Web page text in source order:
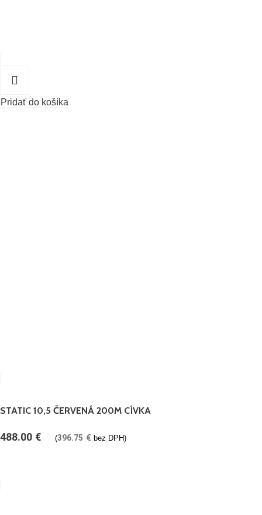
Pridať do košíka
STATIC 10,5 ČERVENÁ 200M CÍVKA
488.00 € (396.75 € bez DPH)